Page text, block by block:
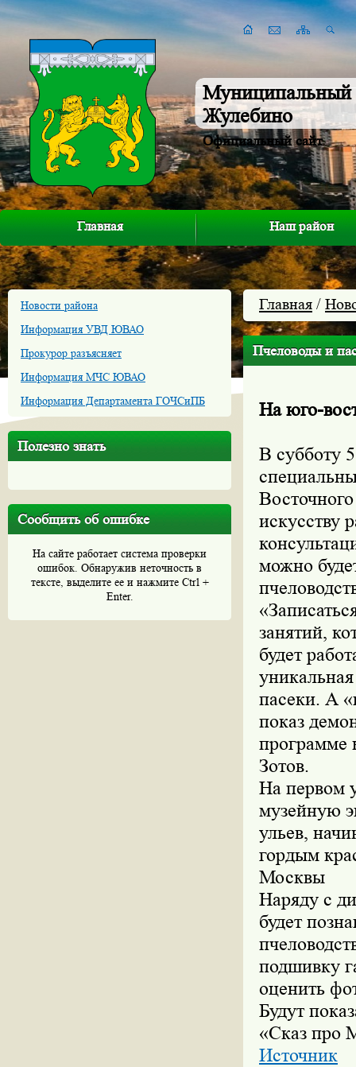
Муниципальный
Жулебино
Официальный сайт
Главная Наш район
Новости района
Информация УВД ЮВАО
Прокурор разъясняет
Информация МЧС ЮВАО
Информация Департамента ГОЧСиПБ
Полезно знать
Сообщить об ошибке
На сайте работает система проверки
ошибок. Обнаружив неточность в
тексте, выделите ее и нажмите Ctrl +
Enter.
Главная /
Пчеловоды и
На юго-
В субботу
искусству
можно
занятий,
будет
пасеки. А
показ
программе
Зотов.
На первом
музейную
ульев,
гордым
Москвы
Наряду с
будет
подшивку
оценить
Будут
«Сказ про
Источник